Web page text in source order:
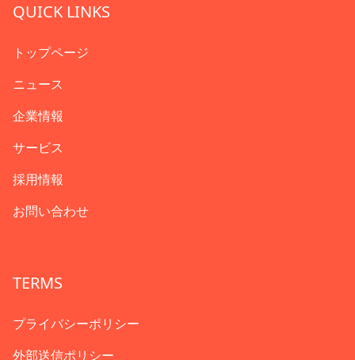
QUICK LINKS
トップページ
ニュース
企業情報
サービス
採用情報
お問い合わせ
TERMS
プライバシーポリシー
外部送信ポリシー